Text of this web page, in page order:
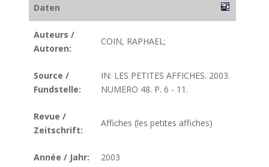
Daten
Auteurs /
Autoren:
COIN, RAPHAEL;
Source /
Fundstelle:
IN: LES PETITES AFFICHES. 2003.
NUMERO 48. P. 6 - 11.
Revue /
Zeitschrift:
Affiches (les petites affiches)
Année / Jahr: 2003